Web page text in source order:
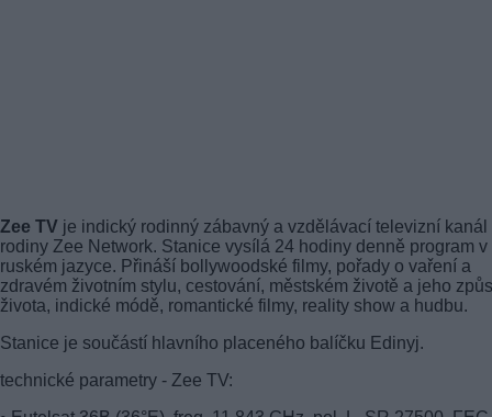
Zee TV je indický rodinný zábavný a vzdělávací televizní kanál
rodiny Zee Network. Stanice vysílá 24 hodiny denně program v
ruském jazyce. Přináší bollywoodské filmy, pořady o vaření a
zdravém životním stylu, cestování, městském životě a jeho
života, indické módě, romantické filmy, reality show a hudbu.
Stanice je součástí hlavního placeného balíčku Edinyj.
technické parametry - Zee TV: